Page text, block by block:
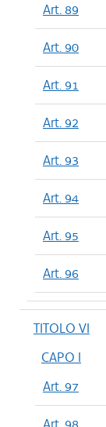
Art. 89
Art. 90
Art. 91
Art. 92
Art. 93
Art. 94
Art. 95
Art. 96
TITOLO VI
CAPO I
Art. 97